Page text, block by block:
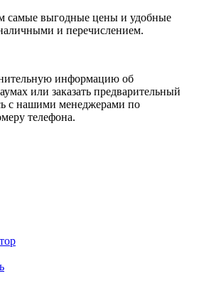
самые выгодные цены и удобные
и перечислением.
информацию об
или заказать предварительный
с нашими менеджерами по
телефона.